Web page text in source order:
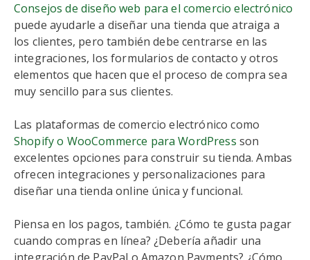
Consejos de diseño web para el comercio electrónico
puede ayudarle a diseñar una tienda que atraiga a
los clientes, pero también debe centrarse en las
integraciones, los formularios de contacto y otros
elementos que hacen que el proceso de compra sea
muy sencillo para sus clientes.
Las plataformas de comercio electrónico como
Shopify o WooCommerce para WordPress son
excelentes opciones para construir su tienda. Ambas
ofrecen integraciones y personalizaciones para
diseñar una tienda online única y funcional.
Piensa en los pagos, también. ¿Cómo te gusta pagar
cuando compras en línea? ¿Debería añadir una